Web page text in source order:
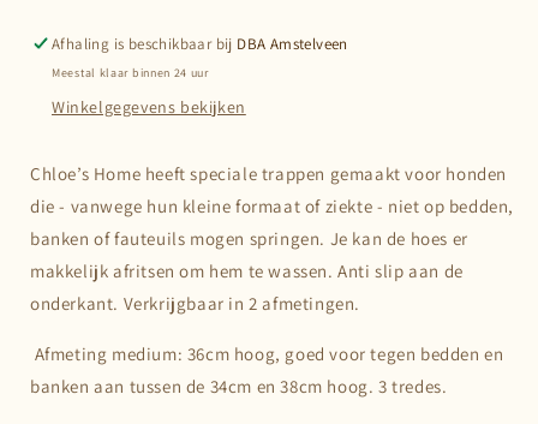
Afhaling is beschikbaar bij DBA Amstelveen
Meestal klaar binnen 24 uur
Winkelgegevens bekijken
Chloe’s Home heeft speciale trappen gemaakt voor honden
die - vanwege hun kleine formaat of ziekte - niet op bedden,
banken of fauteuils mogen springen. Je kan de hoes er
makkelijk afritsen om hem te wassen. Anti slip aan de
onderkant. Verkrijgbaar in 2 afmetingen.
Afmeting medium: 36cm hoog, goed voor tegen bedden en
banken aan tussen de 34cm en 38cm hoog. 3 tredes.